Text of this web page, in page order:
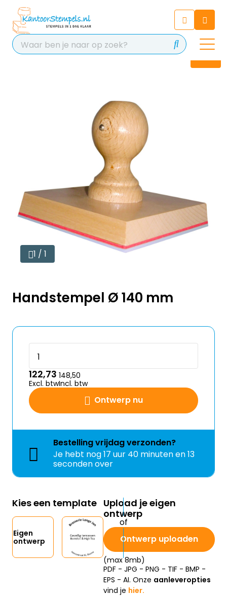
Chat 24/7 met onze chatbot
voor hulp
Contact
1 / 1
Handstempel Ø 140 mm
Ontwerp nu
122,73
Excl. btw
148,50
Incl. btw
Bestellingvrijdagverzonden?
Je hebt nog17 uur 40 minuten en 13
seconden over
Kies een template
Eigen
ontwerp
Upload je eigen
ontwerp
Ontwerp uploaden
(max 8mb)
PDF - JPG - PNG - TIF - BMP -
EPS - AI. Onze aanleveropties
vind je hier.